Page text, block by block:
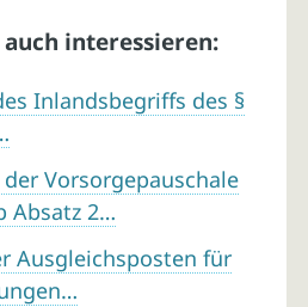
auch interessieren:
Inlandsbegriffs des §
Vorsorgepauschale
Absatz 2…
Ausgleichsposten für